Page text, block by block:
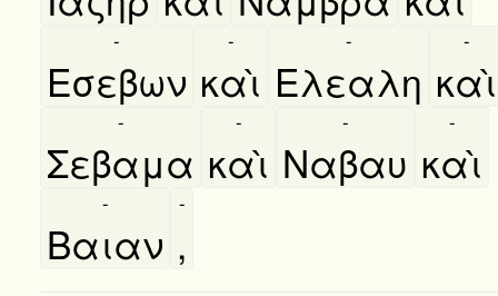
Εσεβων
-
καὶ
-
Ελεαλη
-
καὶ
-
Σεβαμα
-
καὶ
-
Ναβαυ
-
καὶ
-
Βαιαν
-
,
-